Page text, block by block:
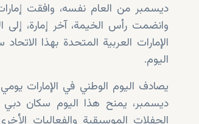
ديسمبر من العام نفسه، وافقت
الإمارات العربية المتحدة بهذا
اليوم.
ديسمبر، يمنح هذا اليوم سكان دبي